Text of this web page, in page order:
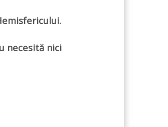
necesită nici